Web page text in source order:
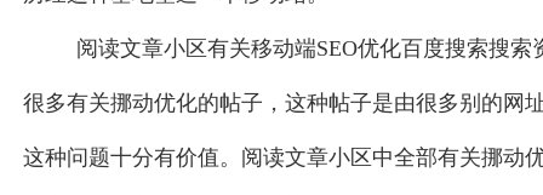
阅读文章小区有关移动端SEO优化百度搜索搜
很多有关挪动优化的帖子，这种帖子是由很多别的网
这种问题十分有价值。阅读文章小区中全部有关挪动